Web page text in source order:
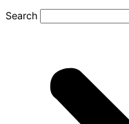
Search